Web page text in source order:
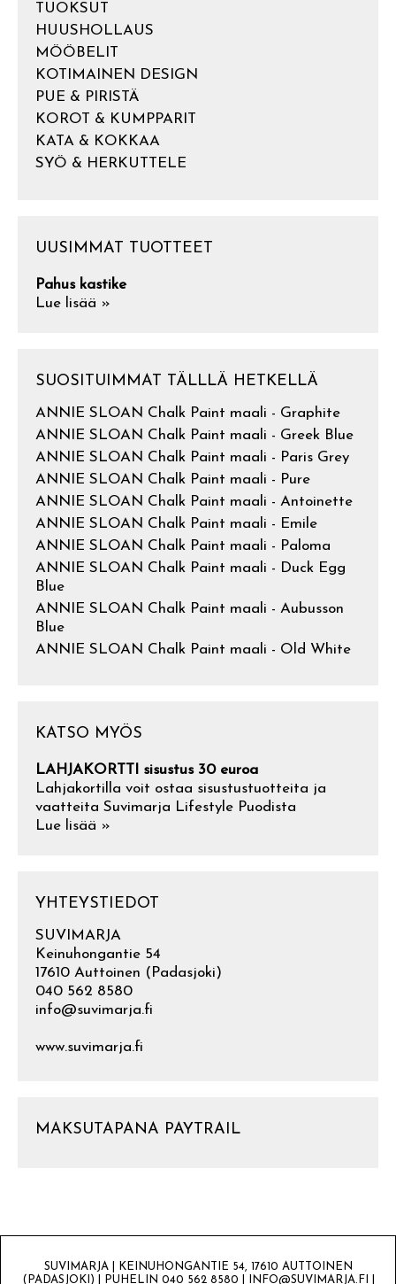
TUOKSUT
HUUSHOLLAUS
MÖÖBELIT
KOTIMAINEN DESIGN
PUE & PIRISTÄ
KOROT & KUMPPARIT
KATA & KOKKAA
SYÖ & HERKUTTELE
UUSIMMAT TUOTTEET
Pahus kastike
Lue lisää »
SUOSITUIMMAT TÄLLLÄ HETKELLÄ
ANNIE SLOAN Chalk Paint maali - Graphite
ANNIE SLOAN Chalk Paint maali - Greek Blue
ANNIE SLOAN Chalk Paint maali - Paris Grey
ANNIE SLOAN Chalk Paint maali - Pure
ANNIE SLOAN Chalk Paint maali - Antoinette
ANNIE SLOAN Chalk Paint maali - Emile
ANNIE SLOAN Chalk Paint maali - Paloma
ANNIE SLOAN Chalk Paint maali - Duck Egg
Blue
ANNIE SLOAN Chalk Paint maali - Aubusson
Blue
ANNIE SLOAN Chalk Paint maali - Old White
KATSO MYÖS
LAHJAKORTTI sisustus 30 euroa
Lahjakortilla voit ostaa sisustustuotteita ja
vaatteita Suvimarja Lifestyle Puodista
Lue lisää »
YHTEYSTIEDOT
SUVIMARJA
Keinuhongantie 54
17610 Auttoinen (Padasjoki)
040 562 8580
info@suvimarja.fi
www.suvimarja.fi
MAKSUTAPANA PAYTRAIL
SUVIMARJA | KEINUHONGANTIE 54, 17610 AUTTOINEN
(PADASJOKI) | PUHELIN 040 562 8580 | INFO@SUVIMARJA.FI |